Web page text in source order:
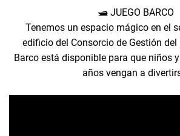
🛥️ JUEGO BARCO
Tenemos un espacio mágico en el
edificio del Consorcio de Gestión del
Barco está disponible para que niños
años vengan a